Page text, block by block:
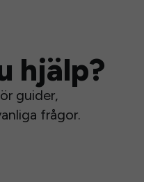
hjälp?
guider,
frågor.